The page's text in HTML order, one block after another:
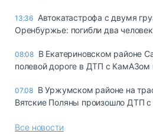
13:36 Автокатастрофа с двумя
Оренбуржье: погибли два
08:08 В Екатериновском районе
полевой дороге в ДТП с КамАЗом
07.08 В Уржумском районе на
Вятские Поляны произошло ДТП с
Все новости